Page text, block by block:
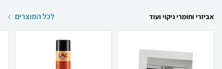
אביזרי וחומרי ניקוי ועוד לכל המוצרים